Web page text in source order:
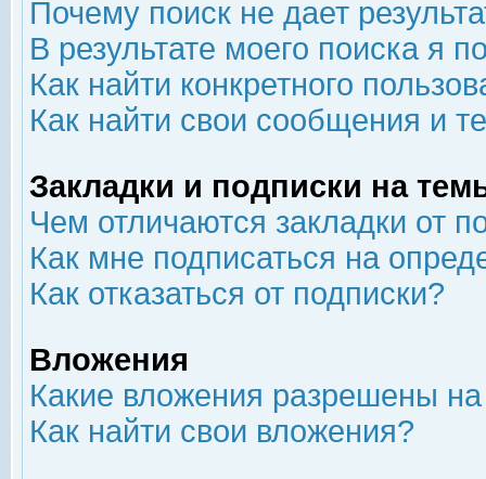
Почему поиск не дает
В результате моего поиска я
Как найти конкретного
Как найти свои сообщения и
Закладки и подписки на
Чем отличаются закладки от
Как мне подписаться на
Как отказаться от подписки?
Вложения
Какие вложения разрешены
Как найти свои вложения?